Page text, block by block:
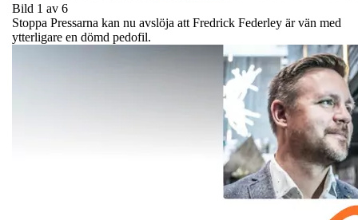
Bild 1 av 6
Stoppa Pressarna kan nu avslöja att Fredrick Federley är vän med
ytterligare en dömd pedofil.